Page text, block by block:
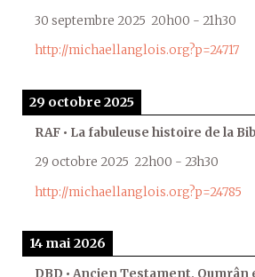
30 septembre 2025 20h00 - 21h30
http://michaellanglois.org?p=24717
29 octobre 2025
RAF • La fabuleuse histoire de la
29 octobre 2025 22h00 - 23h30
http://michaellanglois.org?p=24785
14 mai 2026
DBD • Ancien Testament,